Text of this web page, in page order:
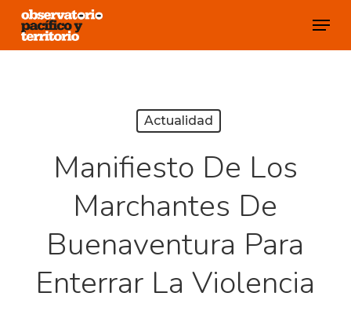
Skip
Menu
Actualidad
Manifiesto De Los
Marchantes De
Buenaventura Para
Enterrar La Violencia
Close